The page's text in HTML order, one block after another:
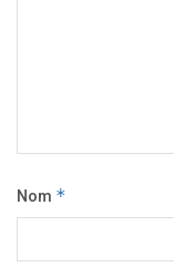
Nom *